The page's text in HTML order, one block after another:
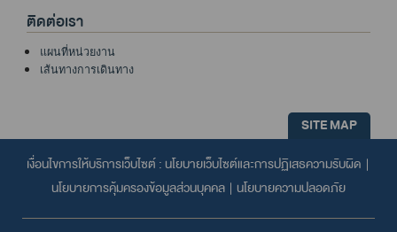
ติดต่อเรา
แผนที่หน่วยงาน
เส้นทางการเดินทาง
SITE MAP
เงื่อนไขการให้บริการเว็บไซต์ : นโยบายเว็บไซต์และการปฏิเสธความรับผิด |
นโยบายการคุ้มครองข้อมูลส่วนบุคคล | นโยบายความปลอดภัย